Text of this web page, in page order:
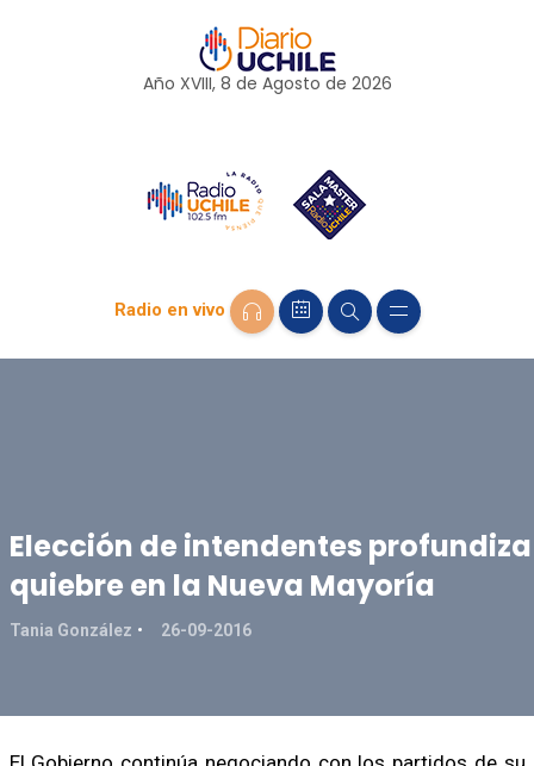
Año XVIII, 8 de Agosto de 2026
Radio en vivo
Elección de intendentes profundiza
quiebre en la Nueva Mayoría
Tania González 26-09-2016